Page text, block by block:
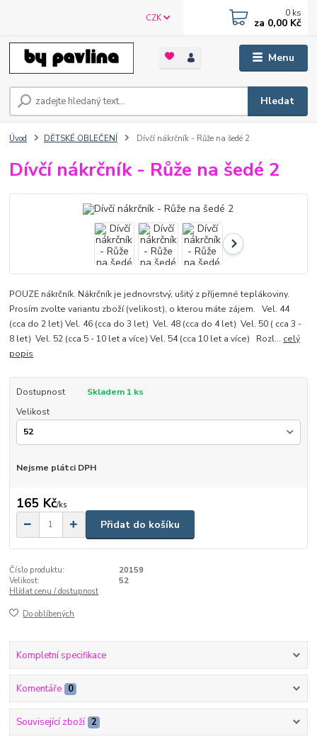
Menu
CZK
Hledat
0 ks
za 0,00 Kč
Úvod DĚTSKÉ OBLEČENÍ Dívčí nákrčník - Růže na šedé 2
Dívčí nákrčník - Růže na šedé 2
POUZE nákrčník. Nákrčník je jednovrstvý, ušitý z příjemné teplákoviny.
Prosím zvolte variantu zboží (velikost), o kterou máte zájem. Vel. 44
(cca do 2 let) Vel. 46 (cca do 3 let) Vel. 48 (cca do 4 let) Vel. 50 ( cca 3 -
8 let) Vel. 52 (cca 5 - 10 let a více) Vel. 54 (cca 10 let a více) Rozl... celý
popis
Dostupnost
Skladem 1 ks
Velikost
Nejsme plátci DPH
165 Kč/ks
Přidat do košíku
Číslo produktu:
20159
Velikost:
52
Hlídat cenu / dostupnost
Do oblíbených
Kompletní specifikace
Komentáře 0
Související zboží 2